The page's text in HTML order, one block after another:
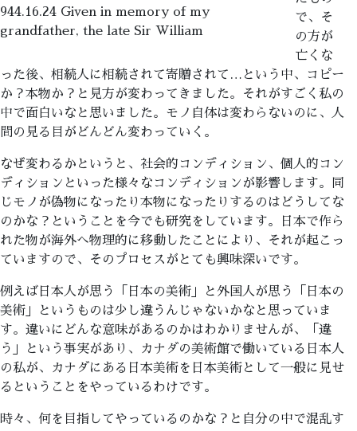
944.16.24 Given in memory of my
grandfather, the late Sir William
で、そ
の方が
亡くな
った後、相続人に相続されて寄贈されて…という中、コピー
か？本物か？と見方が変わってきました。それがすごく私の
中で面白いなと思いました。モノ自体は変わらないのに、人
間の見る目がどんどん変わっていく。
なぜ変わるかというと、社会的コンディション、個人的コン
ディションといった様々なコンディションが影響します。同
じモノが偽物になったり本物になったりするのはどうしてな
のかな？ということを今でも研究をしています。日本で作ら
れた物が海外へ物理的に移動したことにより、それが起こっ
ていますので、そのプロセスがとても興味深いです。
例えば日本人が思う「日本の美術」と外国人が思う「日本の
美術」というものは少し違うんじゃないかなと思っていま
す。違いにどんな意味があるのかはわかりませんが、「違
う」という事実があり、カナダの美術館で働いている日本人
の私が、カナダにある日本美術を日本美術として一般に見せ
るということをやっているわけです。
時々、何を目指してやっているのかな？と自分の中で混乱す